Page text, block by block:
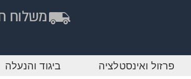
פרזול ואינסטלציה ביגוד והנעלה